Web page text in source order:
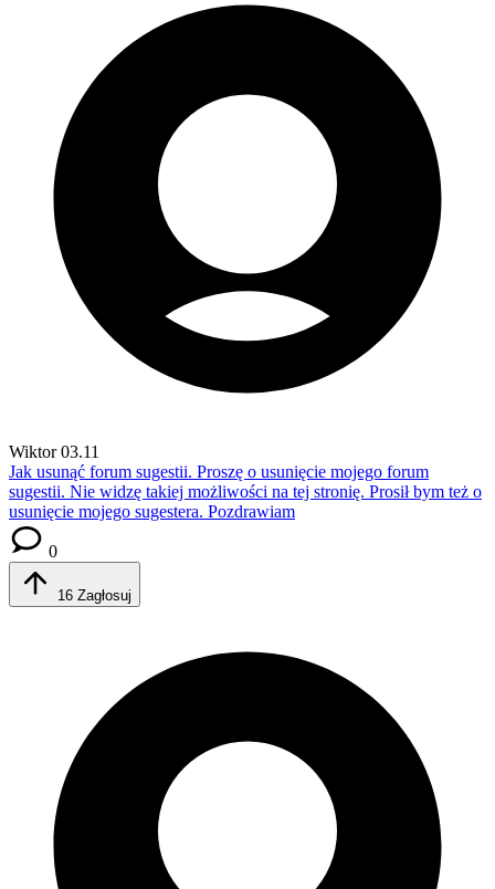
Wiktor 03.11
Jak usunąć forum sugestii. Proszę o usunięcie mojego forum
sugestii. Nie widzę takiej możliwości na tej stronię. Prosił bym też o
usunięcie mojego sugestera. Pozdrawiam
0
16 Zagłosuj